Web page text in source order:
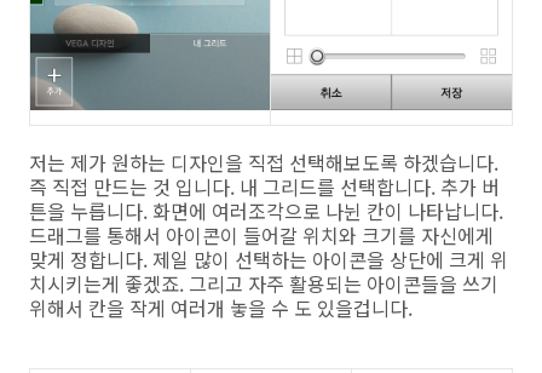
저는 제가 원하는 디자인을 직접 선택해보도록 하겠습니다.
즉 직접 만드는 것 입니다. 내 그리드를 선택합니다. 추가 버
튼을 누릅니다. 화면에 여러조각으로 나뉜 칸이 나타납니다.
드래그를 통해서 아이콘이 들어갈 위치와 크기를 자신에게
맞게 정합니다. 제일 많이 선택하는 아이콘을 상단에 크게 위
치시키는게 좋겠죠. 그리고 자주 활용되는 아이콘들을 쓰기
위해서 칸을 작게 여러개 놓을 수 도 있을겁니다.